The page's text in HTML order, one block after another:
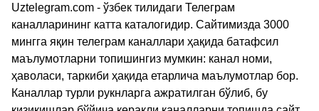
Uztelegram.com - ўзбек тилидаги Телеграм
каналларининг катта каталогидир. Сайтимизда 3000
мингга яқин телеграм каналлари ҳақида батафсил
маълумотларни топишингиз мумкин: канал номи,
ҳаволаси, таркиби ҳақида етарлича маълумотлар бор.
Каналлар турли рукнларга ажратилган бўлиб, бу